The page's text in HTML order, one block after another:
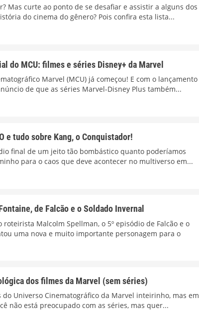
Mas curte ao ponto de se desafiar e assistir a alguns dos
do cinema do gênero? Pois confira esta lista...
do MCU: filmes e séries Disney+ da Marvel
Marvel (MCU) já começou! E com o lançamento
de que as séries Marvel-Disney Plus também...
e tudo sobre Kang, o Conquistador!
final de um jeito tão bombástico quanto poderíamos
para o caos que deve acontecer no multiverso em...
de Falcão e o Soldado Invernal
Malcolm Spellman, o 5º episódio de Falcão e o
uma nova e muito importante personagem para o
dos filmes da Marvel (sem séries)
Universo Cinematográfico da Marvel inteirinho, mas em
não está preocupado com as séries, mas quer...